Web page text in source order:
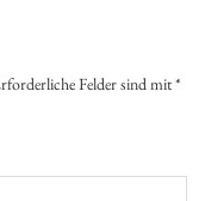
Felder sind mit*